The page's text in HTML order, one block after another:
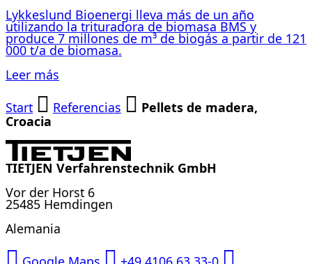
Lykkeslund Bioenergi lleva más de un año
utilizando la trituradora de biomasa BMS y
produce 7 millones de m³ de biogás a partir de 121
000 t/a de biomasa.
Leer más
Start
Referencias
Pellets de madera,
Croacia
TIETJEN Verfahrenstechnik GmbH
Vor der Horst 6
25485 Hemdingen
Alemania